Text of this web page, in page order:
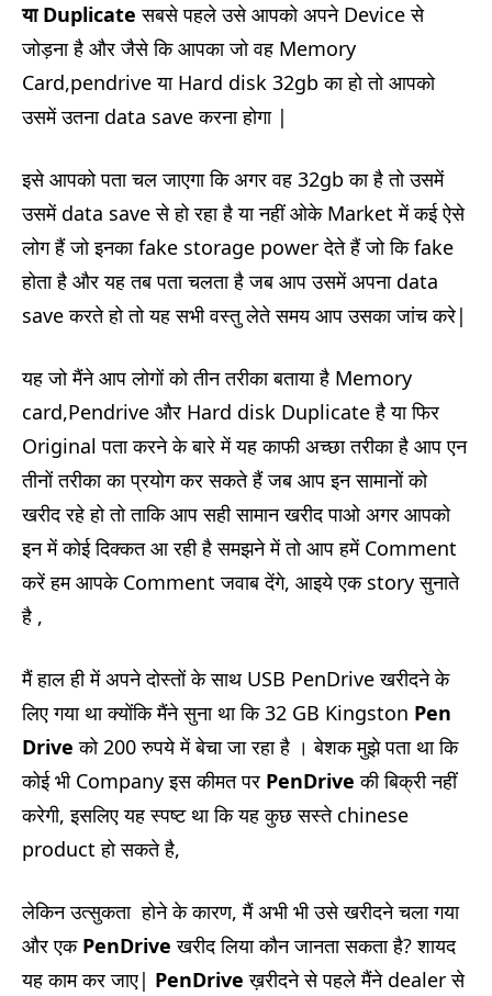
या Duplicate सबसे पहले उसे आपको अपने Device से
जोड़ना है और जैसे कि आपका जो वह Memory
Card,pendrive या Hard disk 32gb का हो तो आपको
उसमें उतना data save करना होगा |
इसे आपको पता चल जाएगा कि अगर वह 32gb का है तो उसमें
उसमें data save से हो रहा है या नहीं ओके Market में कई ऐसे
लोग हैं जो इनका fake storage power देते हैं जो कि fake
होता है और यह तब पता चलता है जब आप उसमें अपना data
save करते हो तो यह सभी वस्तु लेते समय आप उसका जांच करे|
यह जो मैंने आप लोगों को तीन तरीका बताया है Memory
card,Pendrive और Hard disk Duplicate है या फिर
Original पता करने के बारे में यह काफी अच्छा तरीका है आप एन
तीनों तरीका का प्रयोग कर सकते हैं जब आप इन सामानों को
खरीद रहे हो तो ताकि आप सही सामान खरीद पाओ अगर आपको
इन में कोई दिक्कत आ रही है समझने में तो आप हमें Comment
करें हम आपके Comment जवाब देंगे, आइये एक story सुनाते
है ,
मैं हाल ही में अपने दोस्तों के साथ USB PenDrive खरीदने के
लिए गया था क्योंकि मैंने सुना था कि 32 GB Kingston Pen
Drive को 200 रुपये में बेचा जा रहा है । बेशक मुझे पता था कि
कोई भी Company इस कीमत पर PenDrive की बिक्री नहीं
करेगी, इसलिए यह स्पष्ट था कि यह कुछ सस्ते chinese
product हो सकते है,
लेकिन उत्सुकता होने के कारण, मैं अभी भी उसे खरीदने चला गया
और एक PenDrive खरीद लिया कौन जानता सकता है? शायद
यह काम कर जाए| PenDrive ख़रीदने से पहले मैंने dealer से